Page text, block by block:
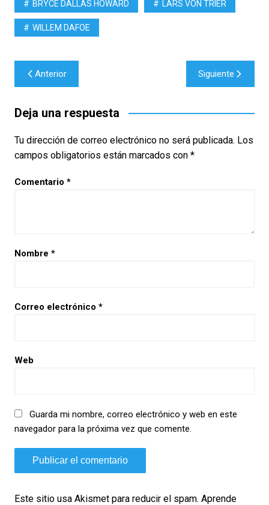
BRYCE DALLAS HOWARD LARS VON TRIER
WILLEM DAFOE
Navegación
de
entradas
Anterior Siguiente
Deja una respuesta
Tu dirección de correo electrónico no será publicada. Los
campos obligatorios están marcados con *
Comentario *
Nombre *
Correo electrónico *
Web
Guarda mi nombre, correo electrónico y web en este
navegador para la próxima vez que comente.
Este sitio usa Akismet para reducir el spam. Aprende